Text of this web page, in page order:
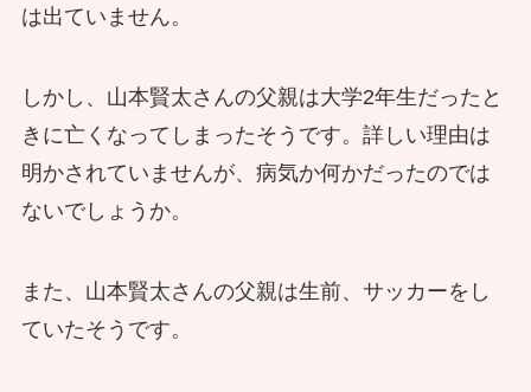
は出ていません。
しかし、山本賢太さんの父親は大学2年生だったと
きに亡くなってしまったそうです。詳しい理由は
明かされていませんが、病気か何かだったのでは
ないでしょうか。
また、山本賢太さんの父親は生前、サッカーをし
ていたそうです。